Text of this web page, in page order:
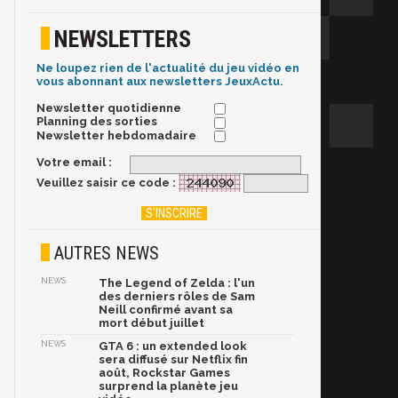
NEWSLETTERS
Ne loupez rien de l'actualité du jeu vidéo en
vous abonnant aux newsletters JeuxActu.
Newsletter quotidienne
Planning des sorties
Newsletter hebdomadaire
Votre email :
Veuillez saisir ce code :
AUTRES NEWS
NEWS
The Legend of Zelda : l'un
des derniers rôles de Sam
Neill confirmé avant sa
mort début juillet
NEWS
GTA 6 : un extended look
sera diffusé sur Netflix fin
août, Rockstar Games
surprend la planète jeu